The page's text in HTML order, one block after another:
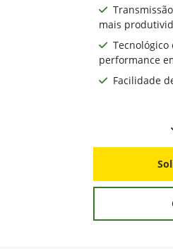
mais
performance
Facilidade